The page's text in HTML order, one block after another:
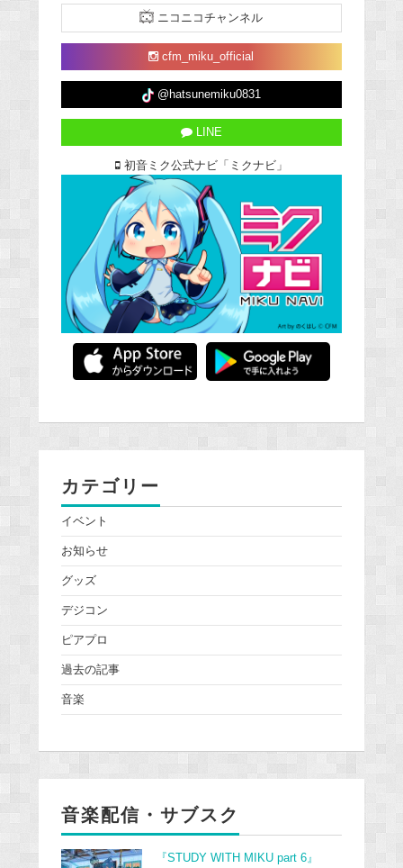
ニコニコチャンネル
cfm_miku_official
@hatsunemiku0831
LINE
初音ミク公式ナビ「ミクナビ」
カテゴリー
イベント
お知らせ
グッズ
デジコン
ピアプロ
過去の記事
音楽
音楽配信・サブスク
『STUDY WITH MIKU part 6』